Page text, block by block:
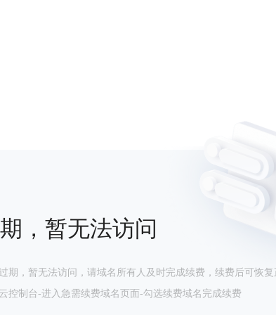
，暂无法访问
期，暂无法访问，请域名所有人及时完成续费，续费后可恢复
控制台-进入急需续费域名页面-勾选续费域名完成续费